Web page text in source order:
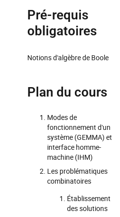
Pré-requis
obligatoires
Notions d'algèbre de Boole
Plan du cours
Modes de
fonctionnement d'un
système (GEMMA) et
interface homme-
machine (IHM)
Les problématiques
combinatoires
Établissement
des solutions